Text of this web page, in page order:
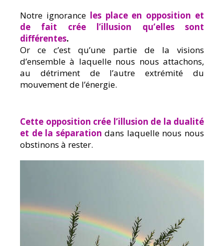
Notre ignorance les place en opposition et
de fait crée l’illusion qu’elles sont
différentes.
Or ce c’est qu’une partie de la visions
d’ensemble à laquelle nous nous attachons,
au détriment de l’autre extrémité du
mouvement de l’énergie.
Cette opposition crée l’illusion de la dualité
et de la séparation dans laquelle nous nous
obstinons à rester.